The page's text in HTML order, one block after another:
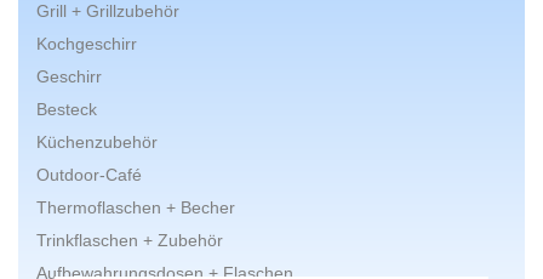
Grill + Grillzubehör
Kochgeschirr
Geschirr
Besteck
Küchenzubehör
Outdoor-Café
Thermoflaschen + Becher
Trinkflaschen + Zubehör
Aufbewahrungsdosen + Flaschen